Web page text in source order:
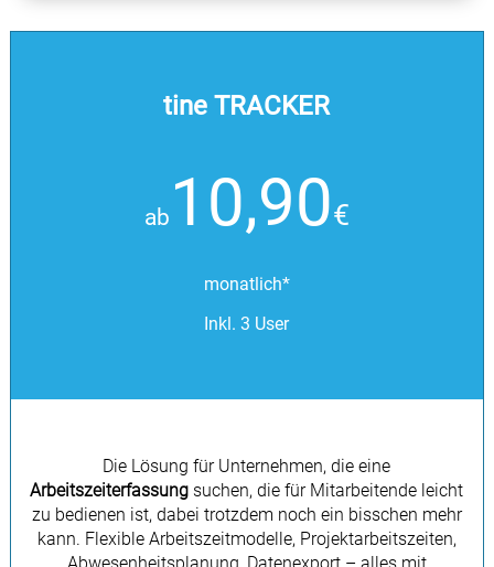
tine TRACKER
ab 10,90€
monatlich*
Inkl. 3 User
Die Lösung für Unternehmen, die eine
Arbeitszeiterfassung suchen, die für Mitarbeitende leicht
zu bedienen ist, dabei trotzdem noch ein bisschen mehr
kann. Flexible Arbeitszeitmodelle, Projektarbeitszeiten,